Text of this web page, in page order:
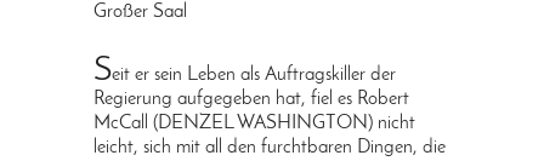
Großer Saal
Seit er sein Leben als Auftragskiller der
Regierung aufgegeben hat, fiel es Robert
McCall (DENZEL WASHINGTON) nicht
leicht, sich mit all den furchtbaren Dingen, die